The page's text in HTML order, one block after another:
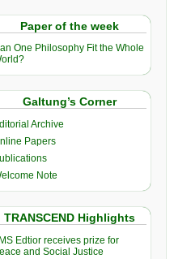
Paper of the week
One Philosophy Fit the Whole
Galtung’s Corner
Archive
Papers
Note
TRANSCEND Highlights
Edtior receives prize for
and Social Justice